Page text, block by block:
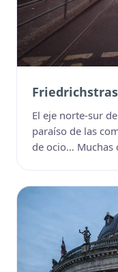
El eje norte-sur
paraíso de las
de ocio… Muchas